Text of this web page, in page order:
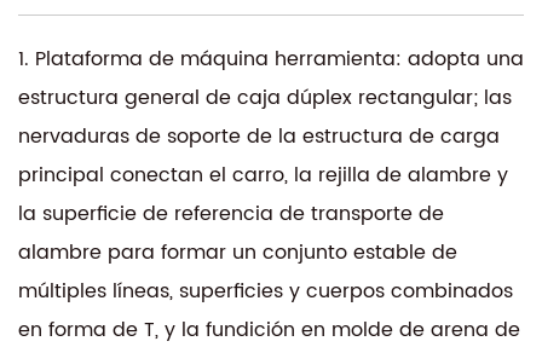
Las características clave incluyen procesamiento
de datos de alta velocidad, enhebrado
automático de cables y un rango de corte versátil.
La interfaz fácil de usar está diseñada para
atender a operadores de todos los niveles, lo que
garantiza un funcionamiento perfecto y una curva
de aprendizaje mínima. Los mecanismos de
seguridad están integrados para proteger tanto al
1. Plataforma de máquina herramienta: adopta una
estructura general de caja dúplex rectangular; las
nervaduras de soporte de la estructura de carga
principal conectan el carro, la rejilla de alambre y
la superficie de referencia de transporte de
alambre para formar un conjunto estable de
múltiples líneas, superficies y cuerpos combinados
en forma de T, y la fundición en molde de arena de